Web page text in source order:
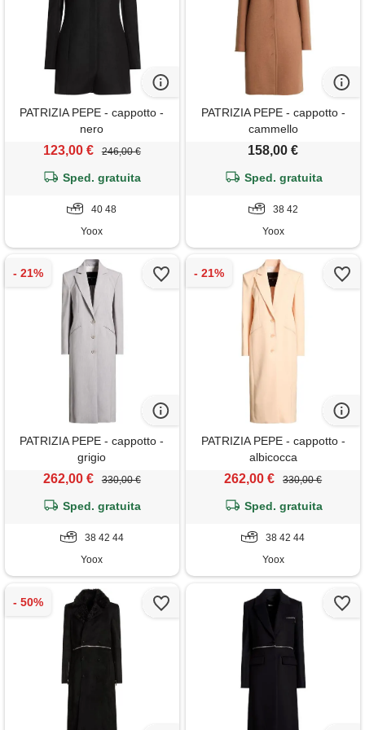
PATRIZIA PEPE - cappotto -
nero
123,00 € 246,00 €
Sped. gratuita
40 48
Yoox
PATRIZIA PEPE - cappotto -
cammello
158,00 €
Sped. gratuita
38 42
Yoox
PATRIZIA PEPE - cappotto -
grigio
262,00 € 330,00 €
Sped. gratuita
38 42 44
Yoox
PATRIZIA PEPE - cappotto -
albicocca
262,00 € 330,00 €
Sped. gratuita
38 42 44
Yoox